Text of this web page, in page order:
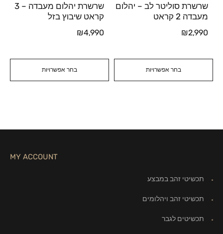
בחר אפשרויות
שרשרת סוליטר לב – יהלום
מעבדה 2 קראט
₪2,990
בחר אפשרויות
שרשרת יהלום מעבדה – 3
קראט שיבוץ בזל
₪4,990
MY ACCOUNT
תכשיטי זהב במבצע
תכשיטי זהב ויהלומים
תכשיטים לגבר